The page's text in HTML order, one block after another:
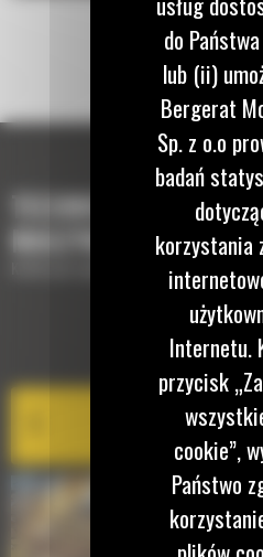
TECHNOLOGIE,
MASZYNĘ
Krótki opis wyposażenia lub technologii
EQUIPMENT
Cat
do
lub (ii)
Bergerat
Sp. z o.o
badań
korzystania
Internetu.
przycisk
cookie”,
Państwo